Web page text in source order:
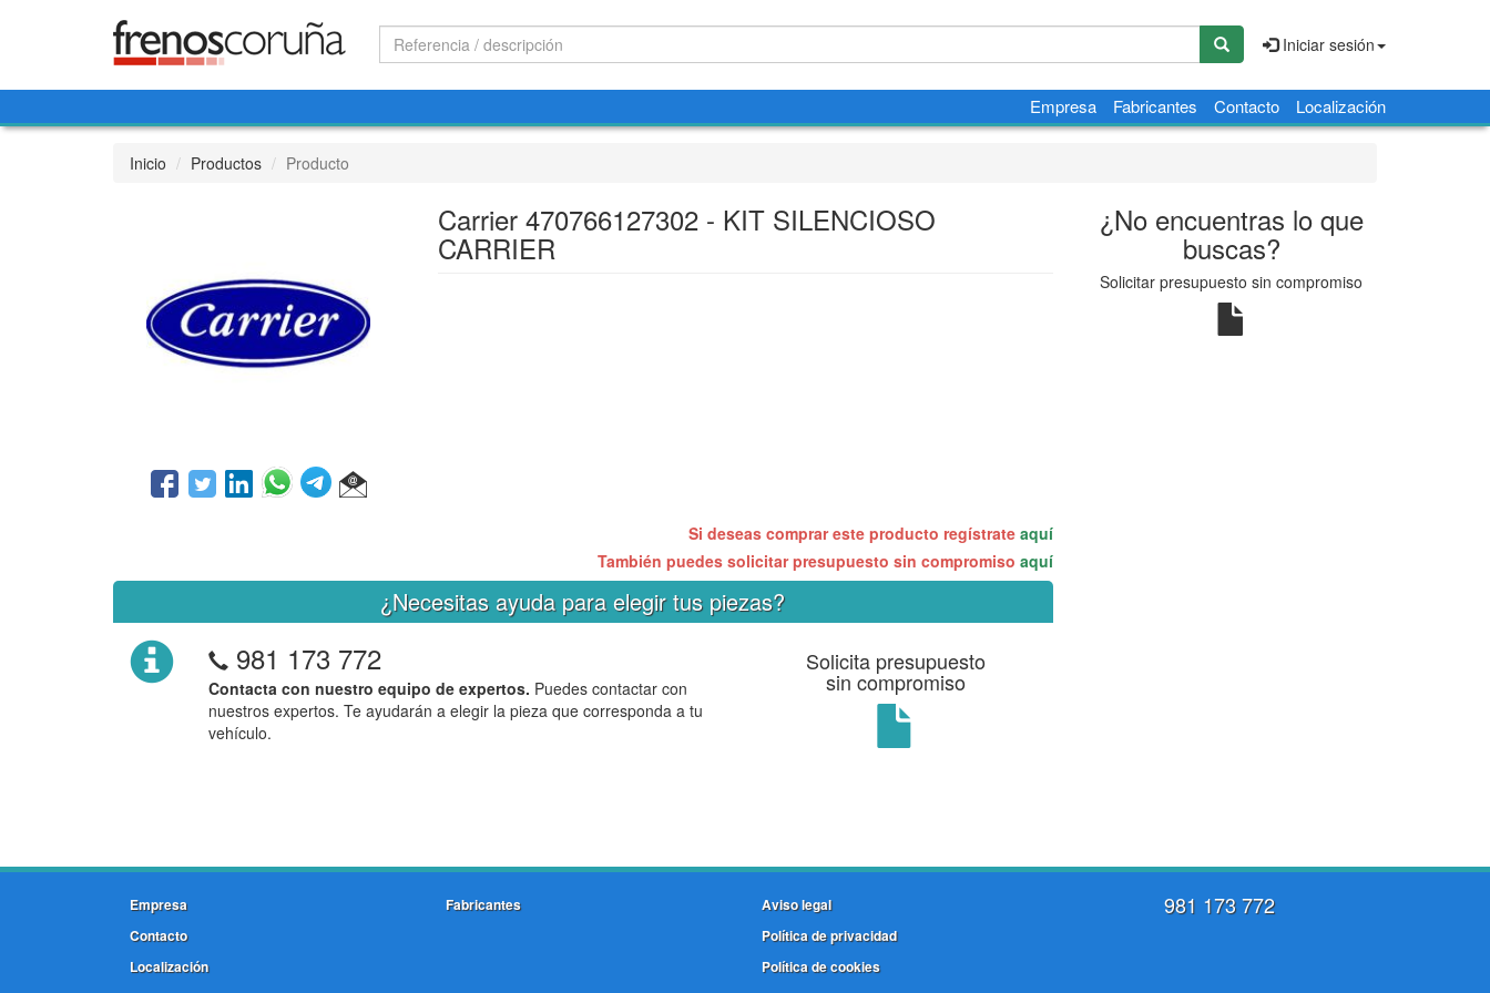
Iniciar sesión
Empresa Fabricantes Contacto Localización
Inicio Productos Producto
Carrier 470766127302 - KIT SILENCIOSO
CARRIER
Si deseas comprar este producto regístrate aquí
También puedes solicitar presupuesto sin compromiso aquí
¿Necesitas ayuda para elegir tus piezas?
981 173 772
Contacta con nuestro equipo de expertos. Puedes contactar con
nuestros expertos. Te ayudarán a elegir la pieza que corresponda a tu
vehículo.
Solicita presupuesto
sin compromiso
¿No encuentras lo que
buscas?
Solicitar presupuesto sin compromiso
Empresa
Contacto
Localización
Fabricantes
Aviso legal
Política de privacidad
Política de cookies
981 173 772